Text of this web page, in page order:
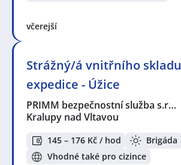
včerejší
Strážný/á vnitřního skladu
expedice - Úžice
PRIMM bezpečnostní služba s.r…
Kralupy nad Vltavou
145 – 176 Kč / hod
Brigáda
Vhodné také pro cizince